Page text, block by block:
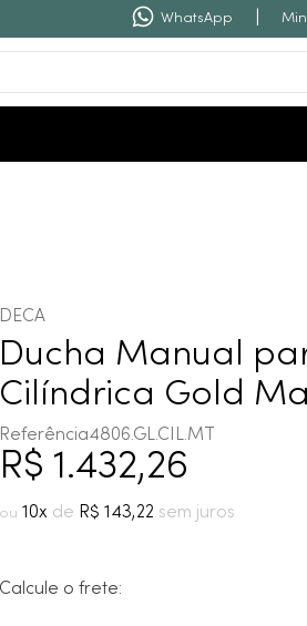
WhatsApp
DECA
Ducha Manual
Cilíndrica Gold
Referência4806.GL.CIL.MT
R$ 1 .432,26
10 R$ 143,22
Calcule o frete: